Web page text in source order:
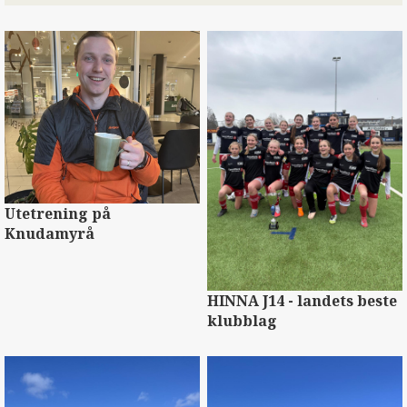
Utetrening på
Knudamyrå
HINNA J14 - landets beste
klubblag